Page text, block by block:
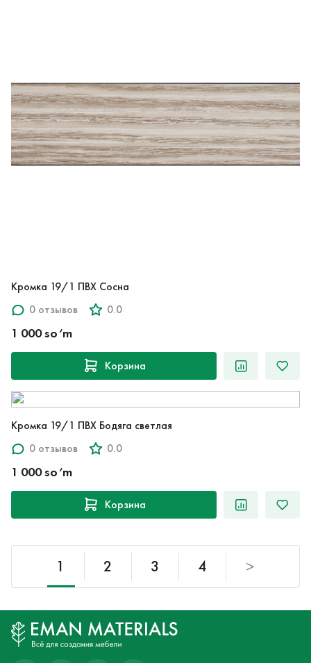
Кромка 19/1 ПВХ Сосна
0 отзывов
0.0
1 000 so‘m
Корзина
Кромка 19/1 ПВХ Бодяга светлая
0 отзывов
0.0
1 000 so‘m
Корзина
1 2 3 4 >